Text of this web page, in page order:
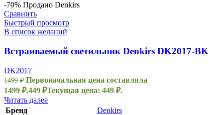
-70% Продано Denkirs
Сравнить
Быстрый просмотр
В список желаний
Встраиваемый светильник Denkirs DK2017-BK
DK2017
1499₽ Первоначальная цена составляла
1499 ₽.449 ₽Текущая цена: 449 ₽.
Читать далее
Бренд
Denkirs